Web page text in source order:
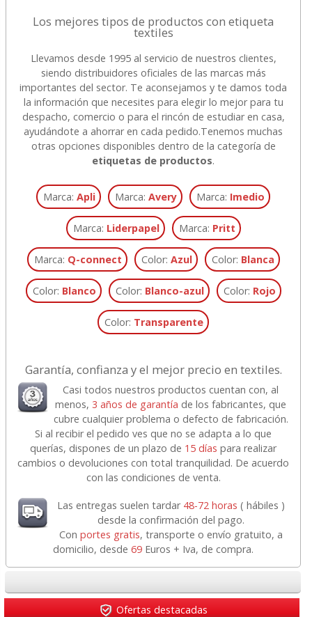
Los mejores tipos de productos con etiqueta
textiles
Llevamos desde 1995 al servicio de nuestros clientes,
siendo distribuidores oficiales de las marcas más
importantes del sector. Te aconsejamos y te damos toda
la información que necesites para elegir lo mejor para tu
despacho, comercio o para el rincón de estudiar en casa,
ayudándote a ahorrar en cada pedido.Tenemos muchas
otras opciones disponibles dentro de la categoría de
etiquetas de productos.
Marca:Apli Marca:Avery Marca: Imedio
Marca: Liderpapel Marca: Pritt
Marca: Q-connect Color: Azul Color: Blanca
Color: Blanco Color: Blanco-azul Color: Rojo
Color: Transparente
Garantía, confianza y el mejor precio en textiles.
Casi todos nuestros productos cuentan con, al
menos,3 años de garantía de los fabricantes, que
cubre cualquier problema o defecto de fabricación.
Si al recibir el pedido ves que no se adapta a lo que
querías, dispones de un plazo de 15 días para realizar
cambios o devoluciones con total tranquilidad. De acuerdo
con las condiciones de venta.
Las entregas suelen tardar 48-72 horas ( hábiles )
desde la confirmación del pago.
Con portes gratis, transporte o envío gratuito, a
domicilio, desde69 Euros + Iva, de compra.
Ofertas destacadas